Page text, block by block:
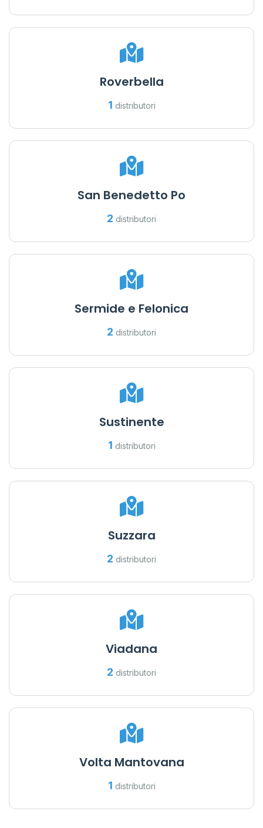
Roverbella
1 distributori
San Benedetto Po
2 distributori
Sermide e Felonica
2 distributori
Sustinente
1 distributori
Suzzara
2 distributori
Viadana
2 distributori
Volta Mantovana
1 distributori